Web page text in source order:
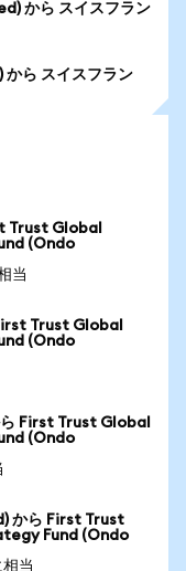
から スイスフラン
ら スイスフラン
Trust Global
(Ondo
当
Trust Global
(Ondo
First Trust Global
(Ondo
から First Trust
Fund (Ondo
当